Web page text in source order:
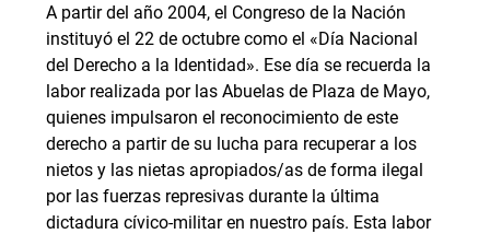
A partir del año 2004, el Congreso de la Nación
instituyó el 22 de octubre como el «Día Nacional
del Derecho a la Identidad». Ese día se recuerda la
labor realizada por las Abuelas de Plaza de Mayo,
quienes impulsaron el reconocimiento de este
derecho a partir de su lucha para recuperar a los
nietos y las nietas apropiados/as de forma ilegal
por las fuerzas represivas durante la última
dictadura cívico-militar en nuestro país. Esta labor